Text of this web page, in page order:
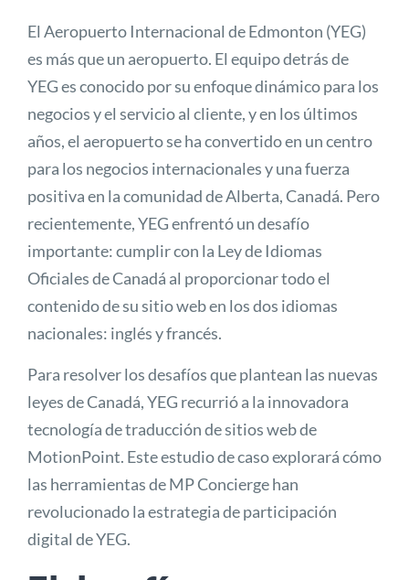
El Aeropuerto Internacional de Edmonton (YEG)
es más que un aeropuerto. El equipo detrás de
YEG es conocido por su enfoque dinámico para los
negocios y el servicio al cliente, y en los últimos
años, el aeropuerto se ha convertido en un centro
para los negocios internacionales y una fuerza
positiva en la comunidad de Alberta, Canadá. Pero
recientemente, YEG enfrentó un desafío
importante: cumplir con la Ley de Idiomas
Oficiales de Canadá al proporcionar todo el
contenido de su sitio web en los dos idiomas
nacionales: inglés y francés.
Para resolver los desafíos que plantean las nuevas
leyes de Canadá, YEG recurrió a la innovadora
tecnología de traducción de sitios web de
MotionPoint. Este estudio de caso explorará cómo
las herramientas deMP Conciergehan
revolucionado la estrategia de participación
digital de YEG.